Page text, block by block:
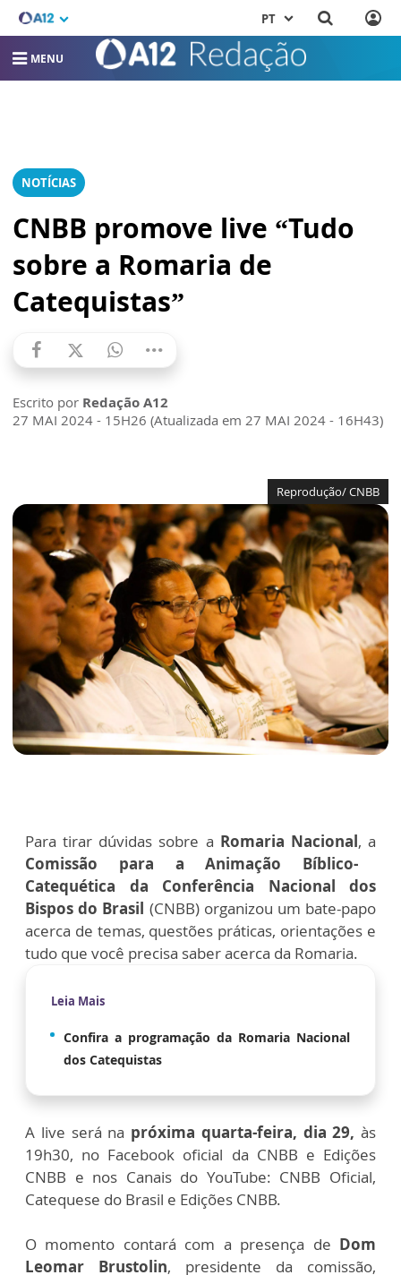
PT
MENU
NOTÍCIAS
CNBB promove live “Tudo
sobre a Romaria de
Catequistas”
Escrito por Redação A12
27 MAI 2024 - 15H26 (Atualizada em 27 MAI 2024 - 16H43)
Reprodução/ CNBB
Para tirar dúvidas sobre a Romaria Nacional, a
Comissão para a Animação Bíblico-
Catequética da Conferência Nacional dos
Bispos do Brasil (CNBB) organizou um bate-papo
acerca de temas, questões práticas, orientações e
tudo que você precisa saber acerca da Romaria.
Leia Mais
Confira a programação da Romaria Nacional
dos Catequistas
A live será na próxima quarta-feira, dia 29, às
19h30, no Facebook oficial da CNBB e Edições
CNBB e nos Canais do YouTube: CNBB Oficial,
Catequese do Brasil e Edições CNBB.
O momento contará com a presença de Dom
Leomar Brustolin, presidente da comissão,